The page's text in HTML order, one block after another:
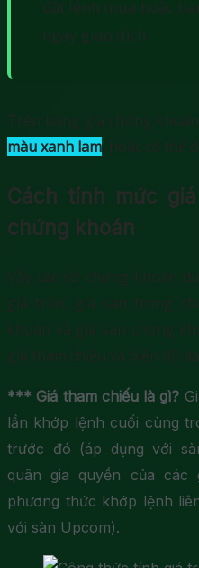
đặt lệnh mua hoặc
ngày giao dịch.
Trên bảng giá chứng khoán,
màu xanh lam , hoặc có thể
Cách tính mức
chứng khoán
Vậy các sở chứng khoán
giá trần, giá sàn trong
khoán và giá sàn chứng
giá tham chiếu và biên độ
*** Giá tham chiếu là gì?
lần khớp lệnh cuối cùng
trước đó (áp dụng với
quân gia quyền của
phương thức khớp lệnh
với sàn Upcom).